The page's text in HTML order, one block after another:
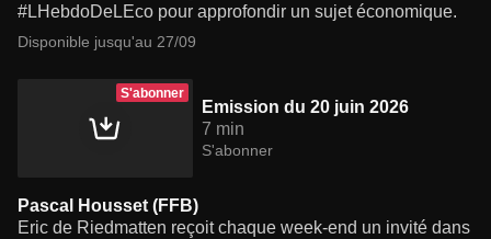
#LHebdoDeLEco pour approfondir un sujet économique.
Disponible jusqu'au 27/09
S'abonner
Emission du 20 juin 2026
7 min
S'abonner
Pascal Housset (FFB)
Eric de Riedmatten reçoit chaque week-end un invité dans